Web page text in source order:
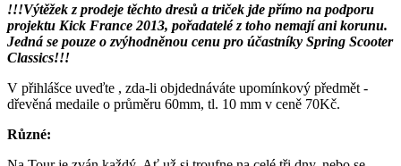
!!!Výtěžek z prodeje těchto dresů a triček jde přímo na podporu
projektu Kick France 2013, pořadatelé z toho nemají ani korunu.
Jedná se pouze o zvýhodněnou cenu pro účastníky Spring Scooter
Classics!!!
V přihlášce uveďte , zda-li objdednáváte upomínkový předmět -
dřevěná medaile o průměru 60mm, tl. 10 mm v ceně 70Kč.
Různé: